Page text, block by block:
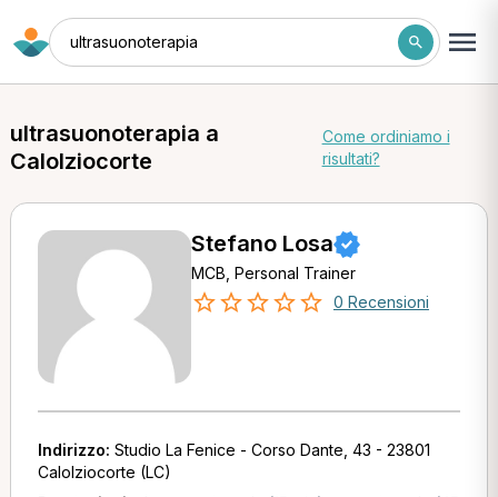
ultrasuonoterapia
ultrasuonoterapia a
Calolziocorte
Come ordiniamo i
risultati?
Stefano Losa
MCB, Personal Trainer
0 Recensioni
Indirizzo: Studio La Fenice - Corso Dante, 43 - 23801
Calolziocorte (LC)